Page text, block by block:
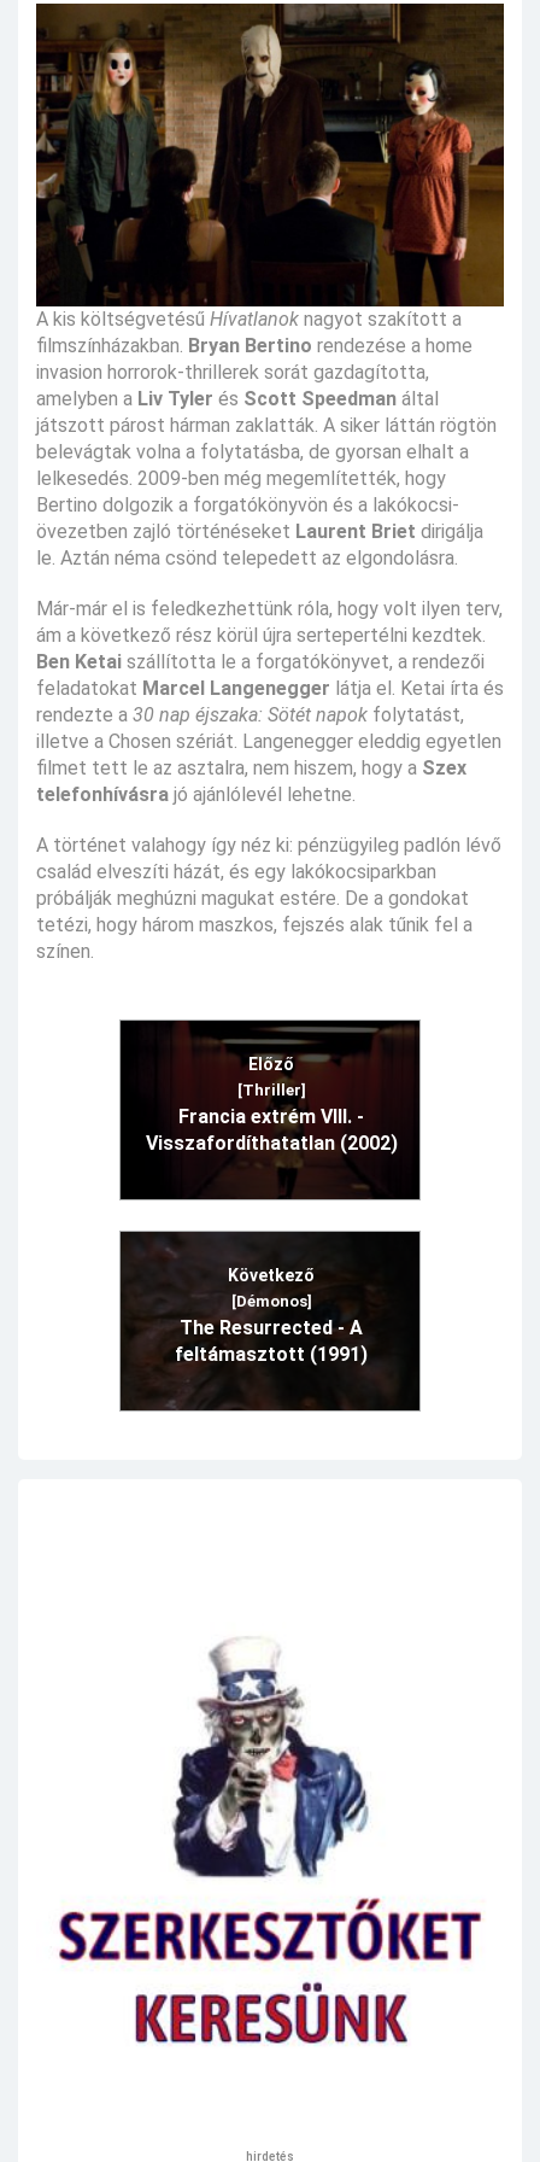
A kis költségvetésű Hívatlanok nagyot szakított a
filmszínházakban. Bryan Bertino rendezése a home
invasion horrorok-thrillerek sorát gazdagította,
amelyben a Liv Tyler és Scott Speedman által
játszott párost hárman zaklatták. A siker láttán rögtön
belevágtak volna a folytatásba, de gyorsan elhalt a
lelkesedés. 2009-ben még megemlítették, hogy
Bertino dolgozik a forgatókönyvön és a lakókocsi-
övezetben zajló történéseket Laurent Briet dirigálja
le. Aztán néma csönd telepedett az elgondolásra.
Már-már el is feledkezhettünk róla, hogy volt ilyen terv,
ám a következő rész körül újra sertepertélni kezdtek.
Ben Ketai szállította le a forgatókönyvet, a rendezői
feladatokat Marcel Langenegger látja el. Ketai írta és
rendezte a 30 nap éjszaka: Sötét napok folytatást,
illetve a Chosen szériát. Langenegger eleddig egyetlen
filmet tett le az asztalra, nem hiszem, hogy a Szex
telefonhívásra jó ajánlólevél lehetne.
A történet valahogy így néz ki: pénzügyileg padlón lévő
család elveszíti házát, és egy lakókocsiparkban
próbálják meghúzni magukat estére. De a gondokat
tetézi, hogy három maszkos, fejszés alak tűnik fel a
színen.
Előző
[Thriller]
Francia extrém VIII. -
Visszafordíthatatlan (2002)
Következő
[Démonos]
The Resurrected - A
feltámasztott (1991)
hirdetés